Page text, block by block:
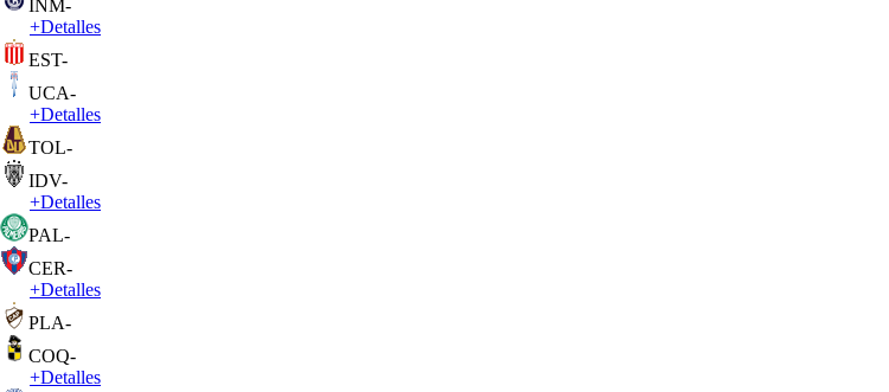
INM-
+Detalles
EST-
UCA-
+Detalles
TOL-
IDV-
+Detalles
PAL-
CER-
+Detalles
PLA-
COQ-
+Detalles